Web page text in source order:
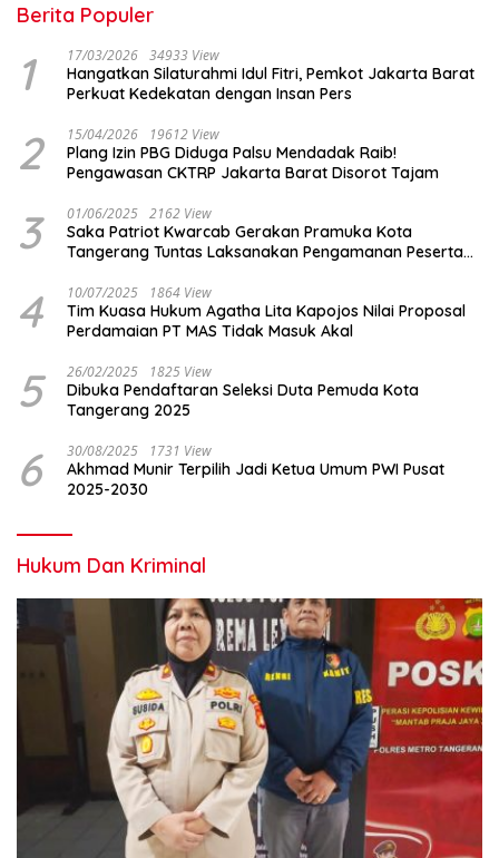
Berita Populer
1 17/03/2026 34933 View
Hangatkan Silaturahmi Idul Fitri, Pemkot Jakarta Barat
Perkuat Kedekatan dengan Insan Pers
2 15/04/2026 19612 View
Plang Izin PBG Diduga Palsu Mendadak Raib!
Pengawasan CKTRP Jakarta Barat Disorot Tajam
3 01/06/2025 2162 View
Saka Patriot Kwarcab Gerakan Pramuka Kota
Tangerang Tuntas Laksanakan Pengamanan Peserta
4 10/07/2025 1864 View
Tim Kuasa Hukum Agatha Lita Kapojos Nilai Proposal
Perdamaian PT MAS Tidak Masuk Akal
5 26/02/2025 1825 View
Dibuka Pendaftaran Seleksi Duta Pemuda Kota
Tangerang 2025
6 30/08/2025 1731 View
Akhmad Munir Terpilih Jadi Ketua Umum PWI Pusat
2025-2030
Hukum Dan Kriminal